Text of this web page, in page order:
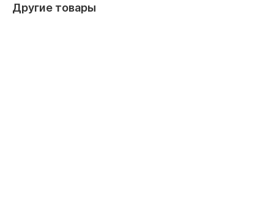
Другие товары